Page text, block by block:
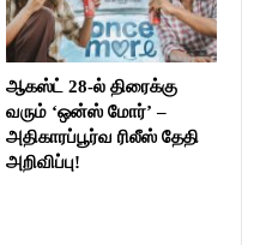
ஆகஸ்ட் 28-ல் திரைக்கு
வரும் ‘ஒன்ஸ் மோர்’ –
அதிகாரப்பூர்வ ரிலீஸ் தேதி
அறிவிப்பு!